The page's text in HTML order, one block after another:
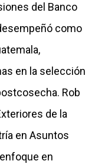
del Banco
como
en la selección
Rob
de la
en Asuntos
en